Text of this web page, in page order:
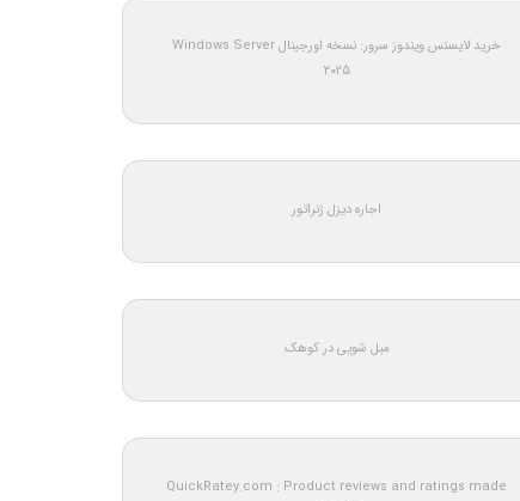
خرید لایسنس ویندوز سرور: نسخه اورجینال Windows Server
2025
اجاره دیزل ژنراتور
مبل شویی در کوهک
QuickRatey.com : Product reviews and ratings made